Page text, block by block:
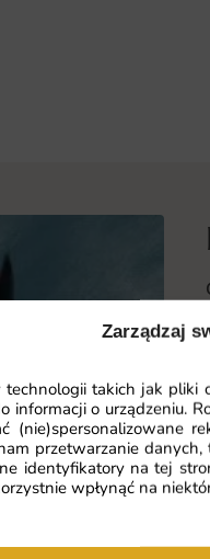
Zarządzaj
technologii takich jak pliki
informacji o urządzeniu.
(nie)spersonalizowane
przetwarzanie
identyfikatory na tej
wpłynąć na